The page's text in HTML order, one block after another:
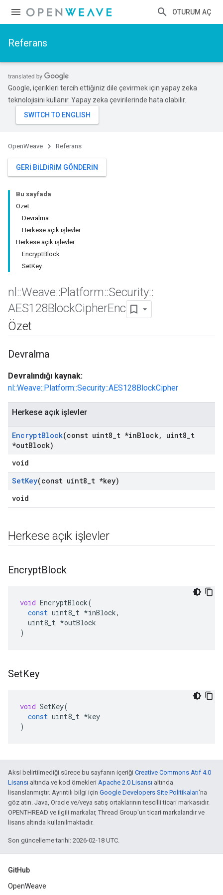
OTURUM AÇ
Referans
Google, içerikleri tercih ettiğiniz dile çevirmek için yapay zeka
teknolojisini kullanır. Yapay zeka çevirilerinde hata olabilir.
OpenWeave Referans
GERI BILDIRIM GÖNDERIN
Bu sayfada
Özet
Devralma
Herkese açık işlevler
Herkese açık işlevler
EncryptBlock
SetKey
nl ::Weave::Platform::Security::
AES128BlockCipherEnc
Özet
Devralma
Devralındığı kaynak:
nl::Weave::Platform::Security::AES128BlockCipher
Herkese açık işlevler
EncryptBlock(const uint8 t *inBlock, uint8 t
*outBlock)
void
SetKey(const uint8 t *key)
void
Herkese açık işlevler
EncryptBlock
void EncryptBlock(
const uint8_t *inBlock,
uint8_t *outBlock
)
SetKey
void SetKey(
const uint8_t *key
)
Aksi belirtilmediği sürece bu sayfanın içeriği Creative Commons Atıf 4.0
Lisansı altında ve kod örnekleri Apache 2.0 Lisansı altında
lisanslanmıştır. Ayrıntılı bilgi için Google Developers Site Politikaları'na
göz atın. Java, Oracle ve/veya satış ortaklarının tescilli ticari markasıdır.
OPENTHREAD ve ilgili markalar, Thread Group'un ticari markalarıdır ve
lisans altında kullanılmaktadır.
Son güncelleme tarihi: 2026-02-18 UTC.
GitHub
OpenWeave